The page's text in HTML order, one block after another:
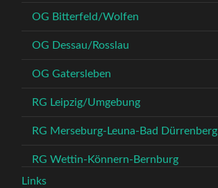
OG Bitterfeld/Wolfen
OG Dessau/Rosslau
OG Gatersleben
RG Leipzig/Umgebung
RG Merseburg-Leuna-Bad Dürrenberg
RG Wettin-Könnern-Bernburg
Links